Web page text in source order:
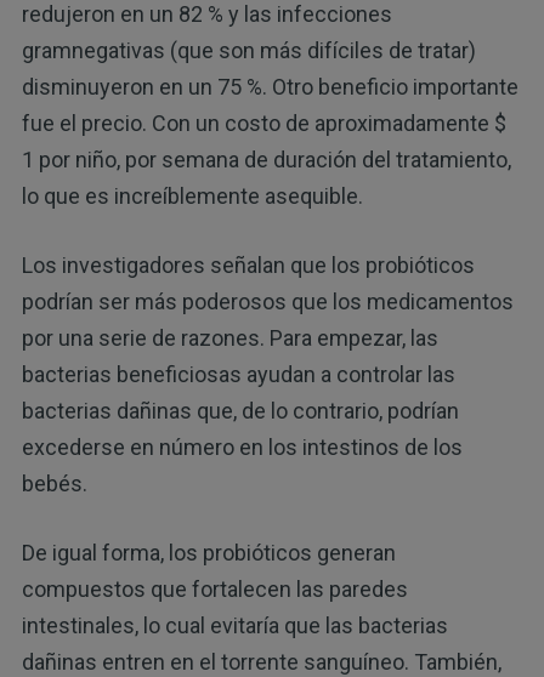
redujeron en un 82 % y las infecciones
gramnegativas (que son más difíciles de tratar)
disminuyeron en un 75 %. Otro beneficio importante
fue el precio. Con un costo de aproximadamente $
1 por niño, por semana de duración del tratamiento,
lo que es increíblemente asequible.
Los investigadores señalan que los probióticos
podrían ser más poderosos que los medicamentos
por una serie de razones. Para empezar, las
bacterias beneficiosas ayudan a controlar las
bacterias dañinas que, de lo contrario, podrían
excederse en número en los intestinos de los
bebés.
De igual forma, los probióticos generan
compuestos que fortalecen las paredes
intestinales, lo cual evitaría que las bacterias
dañinas entren en el torrente sanguíneo. También,